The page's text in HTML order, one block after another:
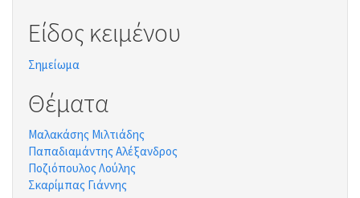
Είδος κειμένου
Σημείωμα
Θέματα
Μαλακάσης Μιλτιάδης
Παπαδιαμάντης Αλέξανδρος
Ποζιόπουλος Λούλης
Σκαρίμπας Γιάννης